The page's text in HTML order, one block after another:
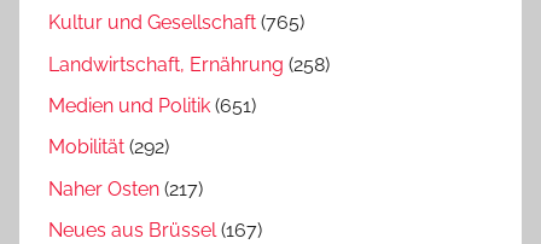
Kultur und Gesellschaft (765)
Landwirtschaft, Ernährung (258)
Medien und Politik (651)
Mobilität (292)
Naher Osten (217)
Neues aus Brüssel(167)